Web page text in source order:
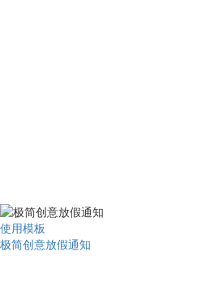
使用模板
极简创意放假通知